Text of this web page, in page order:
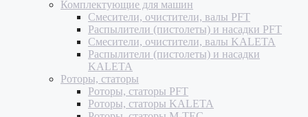
Комплектующие для машин
Смесители, очистители, валы PFT
Распылители (пистолеты) и насадки PFT
Смесители, очистители, валы KALETA
Распылители (пистолеты) и насадки
KALETA
Роторы, статоры
Роторы, статоры PFT
Роторы, статоры KALETA